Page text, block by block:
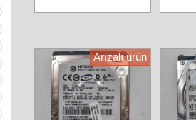
Arızalı ürün